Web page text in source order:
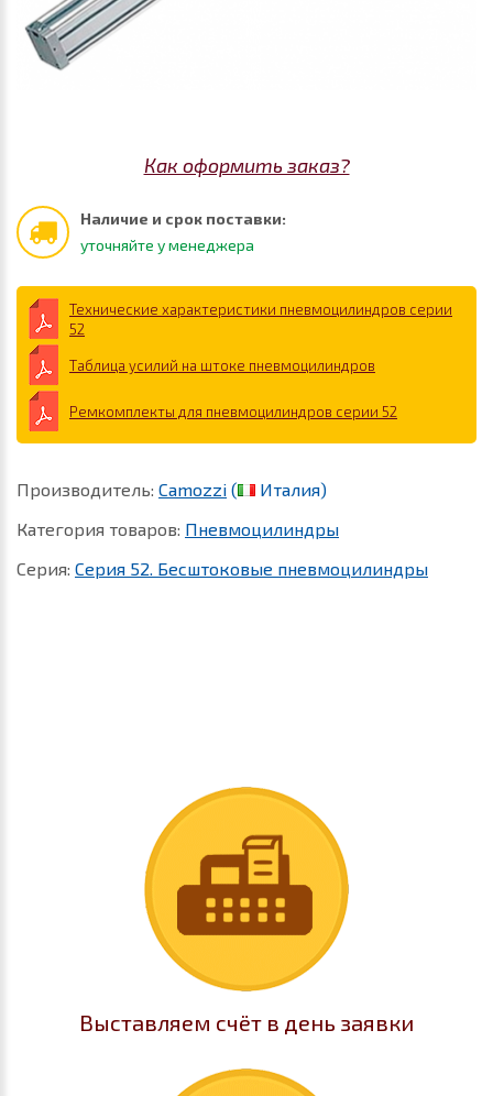
Как оформить заказ?
Наличие и срок поставки:
уточняйте у менеджера
Технические характеристики пневмоцилиндров серии
52
Таблица усилий на штоке пневмоцилиндров
Ремкомплекты для пневмоцилиндров серии 52
Производитель: Camozzi (
Италия)
Категория товаров: Пневмоцилиндры
Серия: Серия 52. Бесштоковые пневмоцилиндры
Выставляем счёт в день заявки